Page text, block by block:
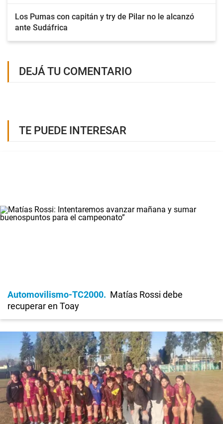
Los Pumas con capitán y try de Pilar no le alcanzó
ante Sudáfrica
DEJÁ TU COMENTARIO
TE PUEDE INTERESAR
Automovilismo-TC2000
Matías Rossi debe
recuperar en Toay